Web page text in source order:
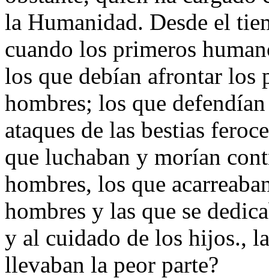
la Humanidad. Desde el
cuando los primeros
los que debían afrontar los
hombres; los que
ataques de las bestias
que luchaban y morían
hombres, los que
hombres y las que se
y al cuidado de los hijos.,
llevaban la peor parte?